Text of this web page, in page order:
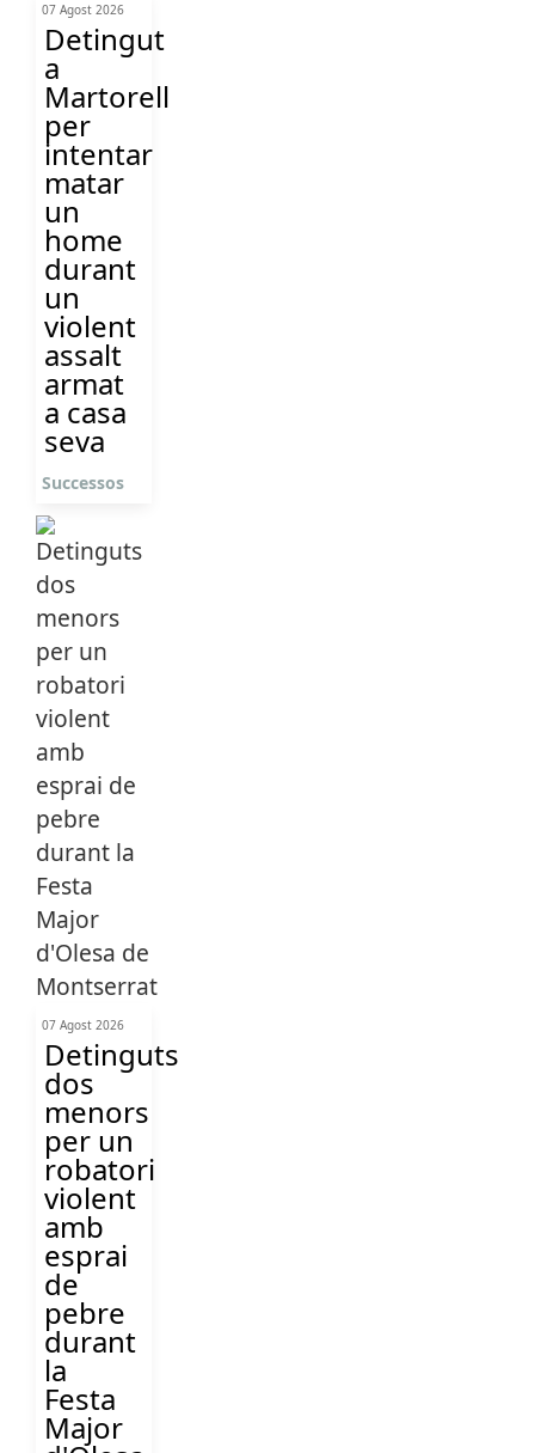
07 Agost 2026
Detingut
a
Martorell
per
intentar
matar
un
home
durant
un
violent
assalt
armat
a casa
seva
Successos
07 Agost 2026
Detinguts
dos
menors
per un
robatori
violent
amb
esprai
de
pebre
durant
la
Festa
Major